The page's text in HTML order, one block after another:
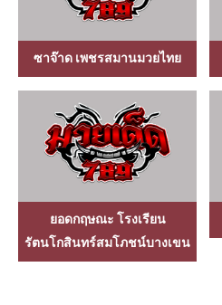
ซาจ๊าด เพชรสมานมวยไทย
ยอดกฤษณะ โรงเรียน
รัตนโกสินทร์สมโภชน์บางเขน